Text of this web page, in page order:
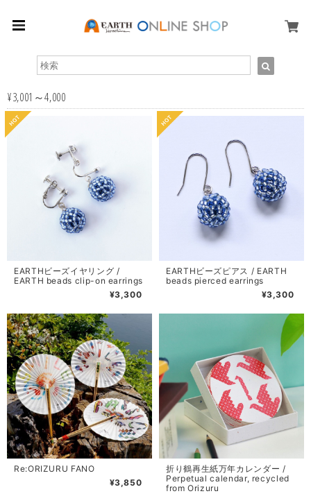
¥3,001～4,000
EARTHビーズイヤリング /
EARTH beads clip-on earrings
¥3,300
EARTHビーズピアス / EARTH
beads pierced earrings
¥3,300
Re:ORIZURU FANO
¥3,850
折り鶴再生紙万年カレンダー /
Perpetual calendar, recycled
from Orizuru